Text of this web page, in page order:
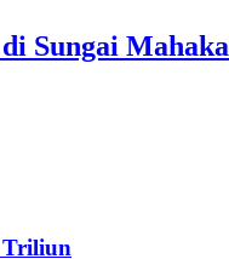
Sungai
Triliun